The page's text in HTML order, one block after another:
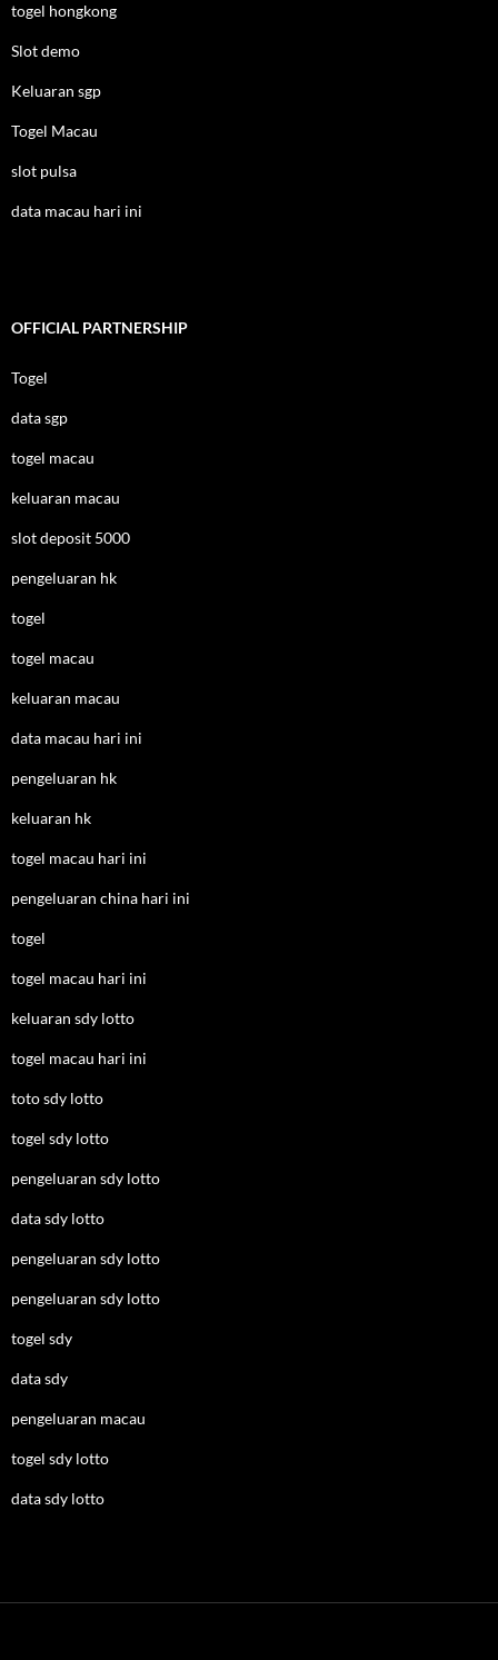
togel hongkong
Slot demo
Keluaran sgp
Togel Macau
slot pulsa
data macau hari ini
OFFICIAL PARTNERSHIP
Togel
data sgp
togel macau
keluaran macau
slot deposit 5000
pengeluaran hk
togel
togel macau
keluaran macau
data macau hari ini
pengeluaran hk
keluaran hk
togel macau hari ini
pengeluaran china hari ini
togel
togel macau hari ini
keluaran sdy lotto
togel macau hari ini
toto sdy lotto
togel sdy lotto
pengeluaran sdy lotto
data sdy lotto
pengeluaran sdy lotto
pengeluaran sdy lotto
togel sdy
data sdy
pengeluaran macau
togel sdy lotto
data sdy lotto